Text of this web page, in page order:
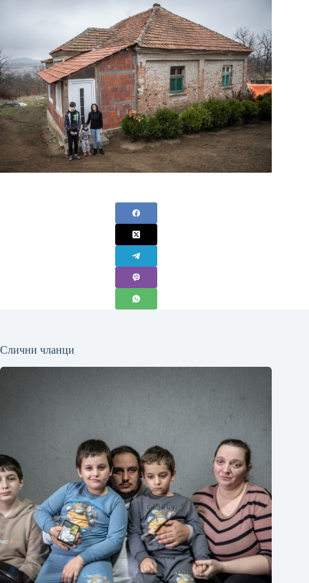
Слични чланци